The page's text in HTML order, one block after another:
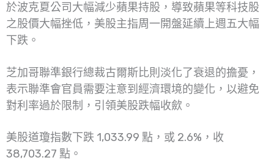
於波克夏公司大幅減少蘋果持股，導致蘋果等科技股
之股價大幅挫低，美股主指周一開盤延續上週五大幅
下跌。
芝加哥聯準銀行總裁古爾斯比則淡化了衰退的擔憂，
表示聯準會官員需要注意到經濟環境的變化，以避免
對利率過於限制，引領美股跌幅收歛。
美股道瓊指數下跌 1,033.99 點，或 2.6%，收
38,703.27 點。